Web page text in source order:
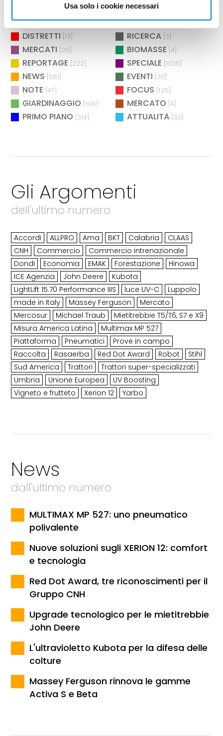
Usa solo i cookie necessari
BIOENERGIA [26] MANIFESTAZIONI
AMBIENTE [12] TECNICA [283]
DISTRETTI [13] RICERCA [3]
MERCATI [28] BIOMASSE [4]
REPORTAGE [222] SPECIALE [1025]
NEWS [581] EVENTI [30]
NOTE [47] FOCUS [126]
GIARDINAGGIO [196] MERCATO [4]
PRIMO PIANO [314] ATTUALITÀ [32]
Gli Argomenti
dell'ultimo numero
Accordi ALLPRO Ama BKT Calabria
CLAAS
CNH
Commercio
Commercio intrenazionale
Dondi
Economia EMAK Forestazione
Hinowa
ICE Agenzia
John Deere
Kubota
LightLift 15.70 Performance IIIS
luce UV-C
Luppolo
made in Italy
Massey Ferguson
Mercato
Mercosur
Michael Traub
Mietitrebbie T5/T6, S7 e X9
Misura America Latina
Multimax MP 527
Piattaforma
Pneumatici
Prove in campo
Raccolta
Rasaerba Red Dot Award Robot
Stihl
Sud America
Trattori
Trattori super-specializzati
Umbria
Unione Europea
UV Boosting
Vigneto e frutteto
Xerion 12 Yarbo
News
dall'ultimo numero
MULTIMAX MP 527: uno pneumatico
polivalente
Nuove soluzioni sugli XERION 12: comfort
e tecnologia
Red Dot Award, tre riconoscimenti per il
Gruppo CNH
Upgrade tecnologico per le mietitrebbie
John Deere
L'ultravioletto Kubota per la difesa delle
colture
Massey Ferguson rinnova le gamme
Activa S e Beta